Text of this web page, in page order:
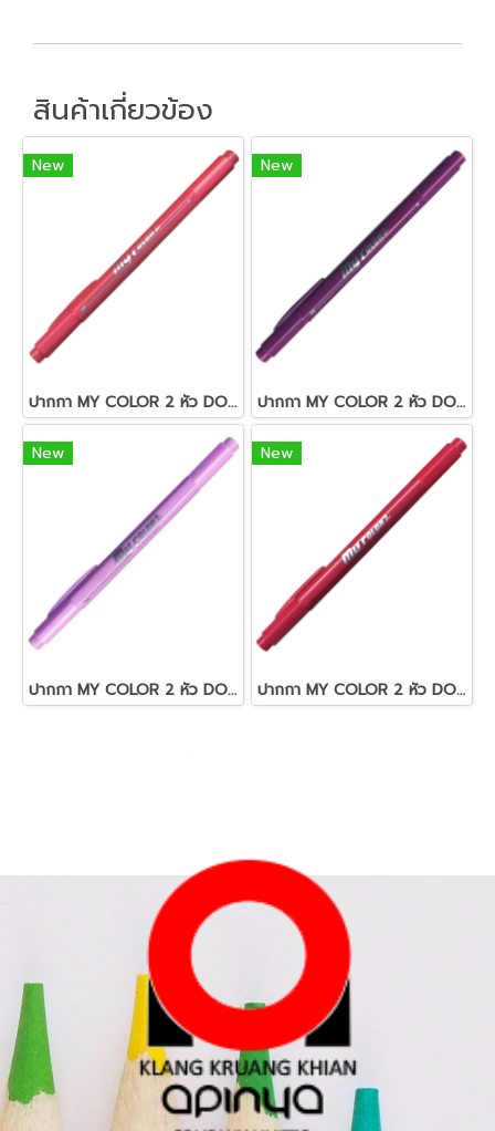
สินค้าเกี่ยวข้อง
New
ปากกา MY COLOR 2 หัว DONG-A NO MC2.62 สีชมพู
New
ปากกา MY COLOR 2 หัว DONG-A NO MC2.23 สีม่วง
New
ปากกา MY COLOR 2 หัว DONG-A NO MC2.56 สีม่วงอมชมพูอ่อน
New
ปากกา MY COLOR 2 หัว DONG-A NO MC2.72 สีชมพูอมแดง